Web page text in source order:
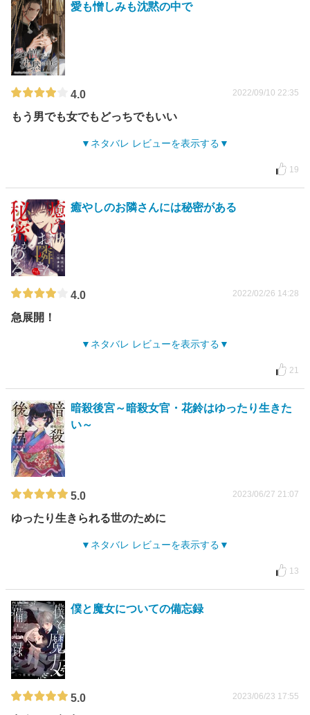
愛も憎しみも沈黙の中で
4.0 2022/09/10 22:35
もう男でも女でもどっちでもいい
ネタバレ レビューを表示する
19
癒やしのお隣さんには秘密がある
4.0 2022/02/26 14:28
急展開！
ネタバレ レビューを表示する
21
暗殺後宮～暗殺女官・花鈴はゆったり生きた
い～
5.0 2023/06/27 21:07
ゆったり生きられる世のために
ネタバレ レビューを表示する
13
僕と魔女についての備忘録
5.0 2023/06/23 17:55